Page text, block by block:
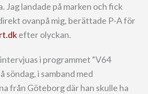
Jag landade på marken och fick
ovanpå mig, berättade P-A för
efter olyckan.
i programmet “V64
söndag, i samband med
från Göteborg där han skulle ha